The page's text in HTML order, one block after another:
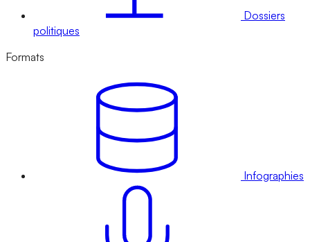
Dossiers
politiques
Formats
Infographies